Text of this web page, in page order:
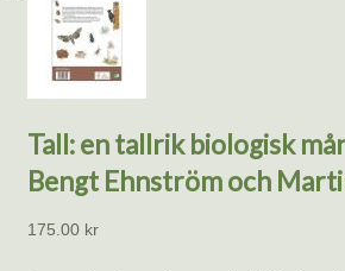
Tall: en tallrik biologisk
Bengt Ehnström och
175.00 kr